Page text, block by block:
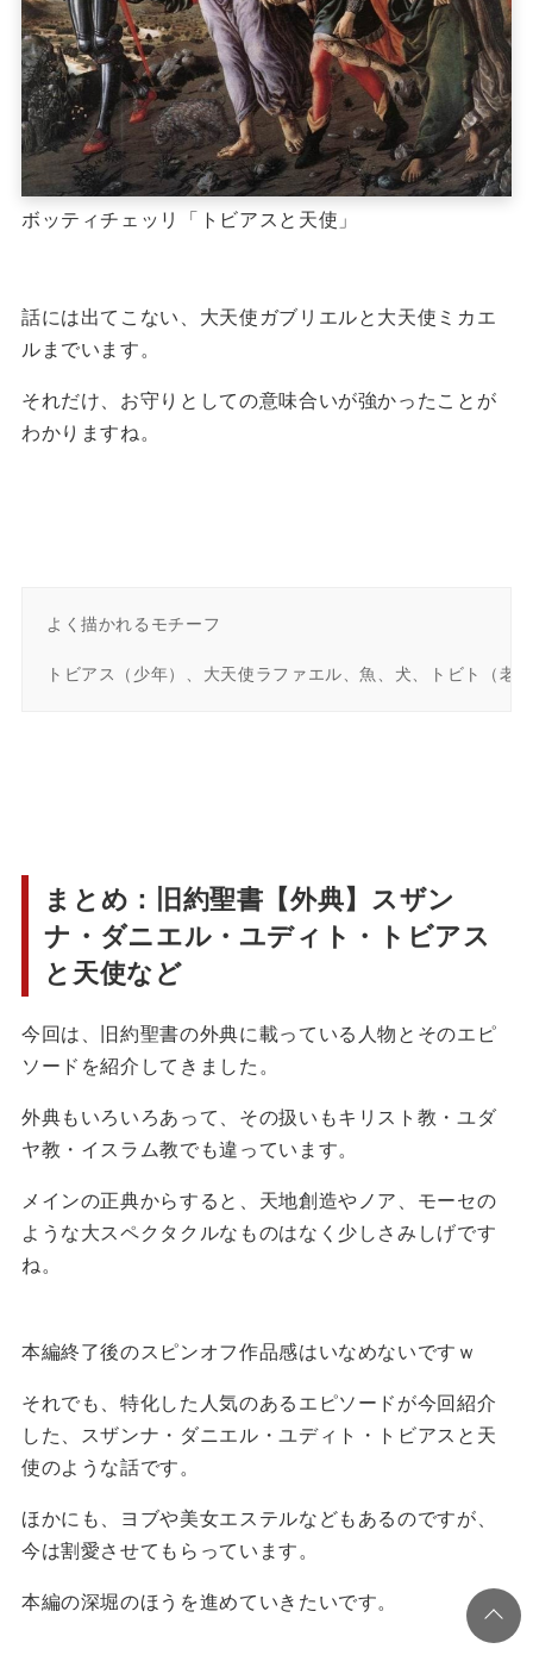
ボッティチェッリ「トビアスと天使」
話には出てこない、大天使ガブリエルと大天使ミカエ
ルまでいます。
それだけ、お守りとしての意味合いが強かったことが
わかりますね。
よく描かれるモチーフ
トビアス（少年）、大天使ラファエル、魚、犬、トビト（老
まとめ：旧約聖書【外典】スザン
ナ・ダニエル・ユディト・トビアス
と天使など
今回は、旧約聖書の外典に載っている人物とそのエピ
ソードを紹介してきました。
外典もいろいろあって、その扱いもキリスト教・ユダ
ヤ教・イスラム教でも違っています。
メインの正典からすると、天地創造やノア、モーセの
ような大スペクタクルなものはなく少しさみしげです
ね。
本編終了後のスピンオフ作品感はいなめないですｗ
それでも、特化した人気のあるエピソードが今回紹介
した、スザンナ・ダニエル・ユディト・トビアスと天
使のような話です。
ほかにも、ヨブや美女エステルなどもあるのですが、
今は割愛させてもらっています。
本編の深堀のほうを進めていきたいです。